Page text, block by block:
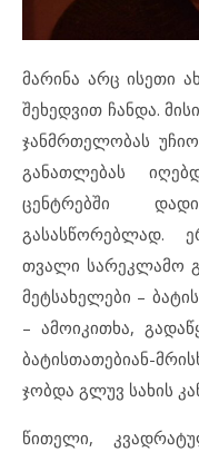
მარინა არც ისეთი
შეხედვით ჩანდა.
ჯანმრთელობას
განათლებას
ცენტრებში
გასასწორებლად.
თვალი სარეკლამო
მეტსახელები –
– ამოიკითხა,
ბატისთათებიან-
ჯობდა გლუვ სახის
წითელი,